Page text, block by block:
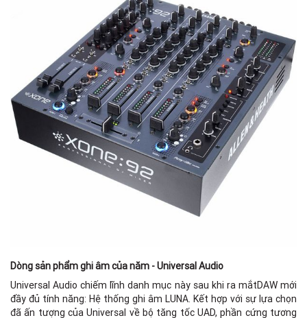
Dòng sản phẩm ghi âm của năm - Universal Audio
Universal Audio chiếm lĩnh danh mục này sau khi ra mắtDAW mới
đầy đủ tính năng: Hệ thống ghi âm LUNA. Kết hợp với sự lựa chọn
đã ấn tượng của Universal về bộ tăng tốc UAD, phần cứng tương